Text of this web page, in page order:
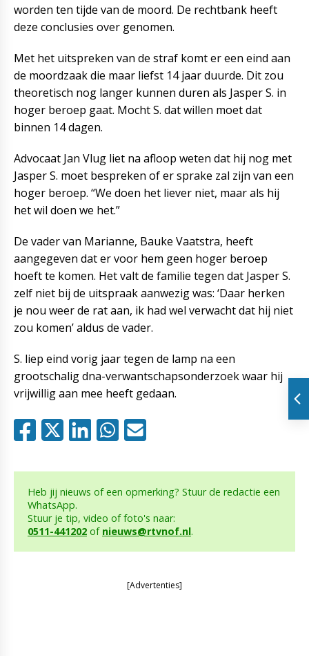
worden ten tijde van de moord. De rechtbank heeft
deze conclusies over genomen.
Met het uitspreken van de straf komt er een eind aan
de moordzaak die maar liefst 14 jaar duurde. Dit zou
theoretisch nog langer kunnen duren als Jasper S. in
hoger beroep gaat. Mocht S. dat willen moet dat
binnen 14 dagen.
Advocaat Jan Vlug liet na afloop weten dat hij nog met
Jasper S. moet bespreken of er sprake zal zijn van een
hoger beroep. “We doen het liever niet, maar als hij
het wil doen we het.”
De vader van Marianne, Bauke Vaatstra, heeft
aangegeven dat er voor hem geen hoger beroep
hoeft te komen. Het valt de familie tegen dat Jasper S.
zelf niet bij de uitspraak aanwezig was: ‘Daar herken
je nou weer de rat aan, ik had wel verwacht dat hij niet
zou komen’ aldus de vader.
S. liep eind vorig jaar tegen de lamp na een
grootschalig dna-verwantschapsonderzoek waar hij
vrijwillig aan mee heeft gedaan.
Heb jij nieuws of een opmerking? Stuur de redactie een
WhatsApp.
Stuur je tip, video of foto's naar:
0511-441202 of nieuws@rtvnof.nl.
[Advertenties]